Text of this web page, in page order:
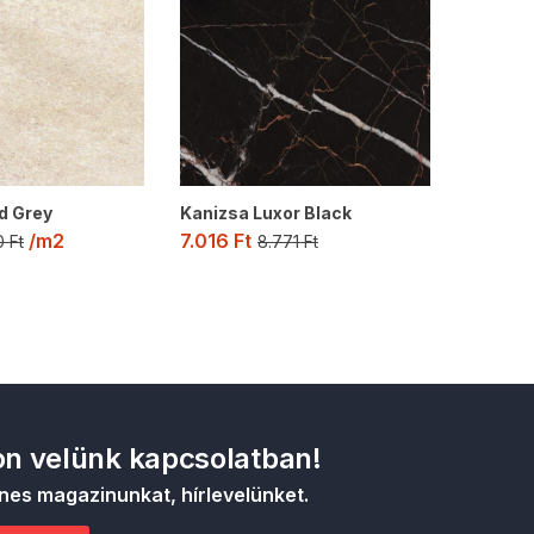
Grey
Ft /m2
Kanizsa Luxor Black
7.016 Ft 8.771Ft
velünk kapcsolatban!
magazinunkat, hírlevelünket.